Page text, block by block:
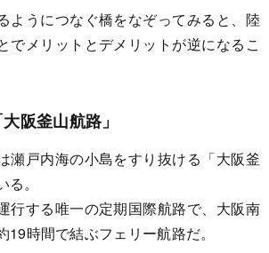
ようにつなぐ橋をなぞってみると、陸
でメリットとデメリットが逆になるこ
阪釜山航路」
瀬戸内海の小島をすり抜ける「大阪釜
。
行する唯一の定期国際航路で、大阪南
時間で結ぶフェリー航路だ。